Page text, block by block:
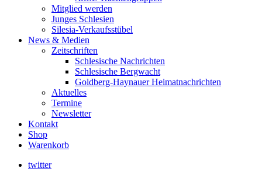
Mitglied werden
Junges Schlesien
Silesia-Verkaufsstübel
News & Medien
Zeitschriften
Schlesische Nachrichten
Schlesische Bergwacht
Goldberg-Haynauer Heimatnachrichten
Aktuelles
Termine
Newsletter
Kontakt
Shop
Warenkorb
twitter